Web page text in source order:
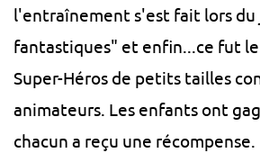
l'entraînement s'est fait lors du
fantastiques" et enfin...ce fut
Super-Héros de petits tailles
animateurs. Les enfants ont
chacun a reçu une récompense.